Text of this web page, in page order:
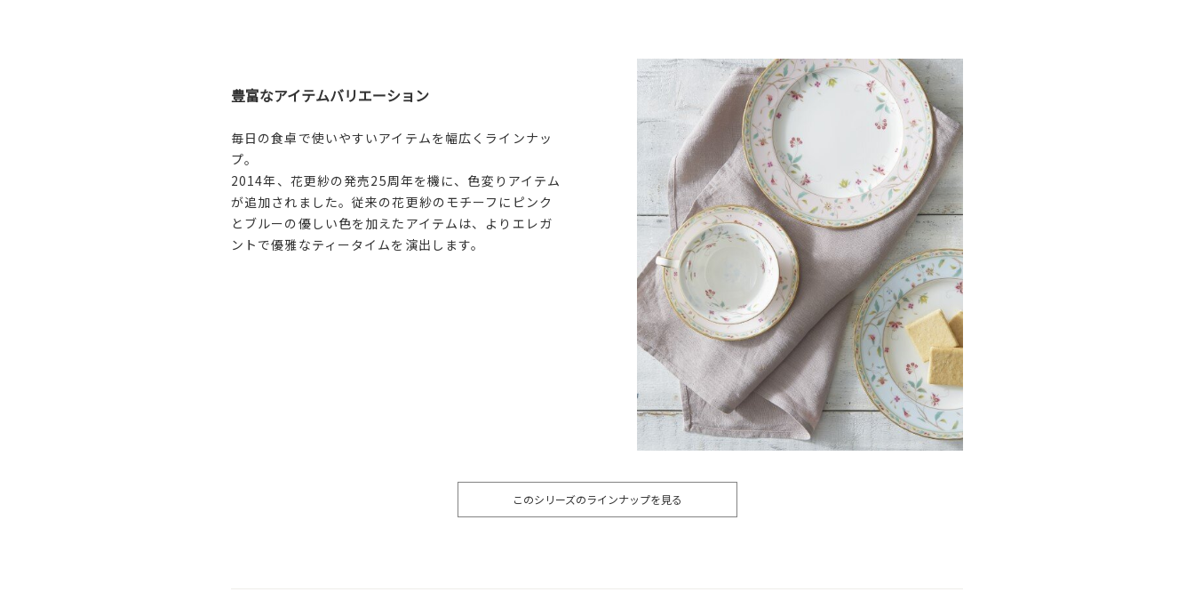
豊富なアイテムバリエーション
毎日の食卓で使いやすいアイテムを幅広くラインナッ
プ。
2014年、花更紗の発売25周年を機に、色変りアイテム
が追加されました。従来の花更紗のモチーフにピンク
とブルーの優しい色を加えたアイテムは、よりエレガ
ントで優雅なティータイムを演出します。
このシリーズのラインナップを見る